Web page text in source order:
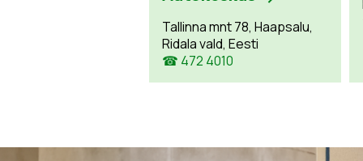
Tallinna mnt 78, Haapsalu,
Ridala vald, Eesti
☎ 472 4010